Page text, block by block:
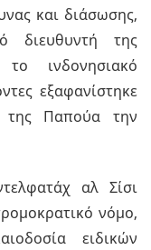
και διάσωσης,
διευθυντή της
το ινδονησιακό
εξαφανίστηκε
Παπούα την
αλ Σίσι
νόμο,
ειδικών